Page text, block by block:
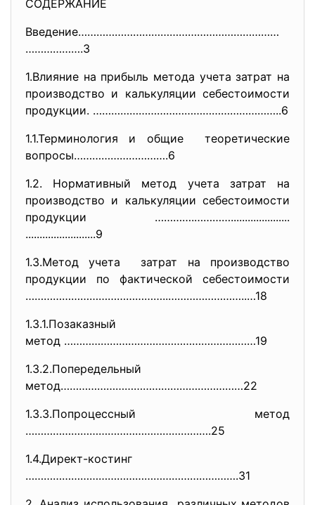
СОДЕРЖАНИЕ
Введение…………………………………………………………
……………….3
1.Влияние на прибыль метода учета затрат на
производство и калькуляции себестоимости
продукции. ……………………………………………………..6
1.1.Терминология и общие теоретические
вопросы………………………….6
1.2. Нормативный метод учета затрат на
производство и калькуляции себестоимости
продукции ………….………….....................
.........................9
1.3.Метод учета затрат на производство
продукции по фактической себестоимости
………………………………………..……………………..…18
1.3.1.Позаказный
метод ………………………………………………………19
1.3.2.Попередельный
метод……………………………………………………22
1.3.3.Попроцессный метод
…………………………………………………….25
1.4.Директ-костинг
…………………………………………………………….31